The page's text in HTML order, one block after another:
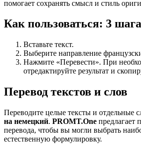
помогает сохранять смысл и стиль
Как пользоваться: 3
Вставьте текст.
Выберите направление
Нажмите «Перевести». При
отредактируйте результат и
Перевод текстов и слов
Переводите целые тексты и отдельные
на немецкий. PROMT.One предлагает
перевода, чтобы вы могли выбрать
естественную формулировку.